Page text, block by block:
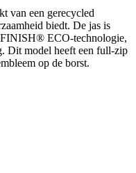
van een gerecycled
biedt. De jas is
ECO-technologie,
Dit model heeft een full-zip
op de borst.